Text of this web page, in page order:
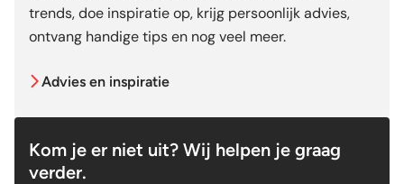
trends, doe inspiratie op, krijg persoonlijk advies,
ontvang handige tips en nog veel meer.
Advies en inspiratie
Kom je er niet uit? Wij helpen je graag
verder.